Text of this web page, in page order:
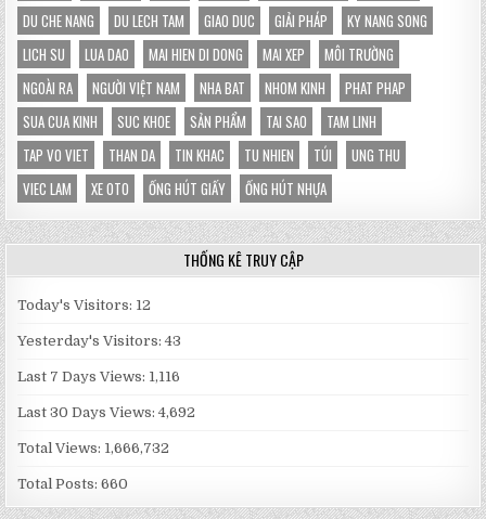
DU CHE NANG
DU LECH TAM GIAO DUC GIẢI PHÁP
KY NANG SONG
LICH SU
LUA DAO MAI HIEN DI DONG MAI XEP
MÔI TRƯỜNG
NGOÀI RA
NGƯỜI VIỆT NAM NHA BAT NHOM KINH
PHAT PHAP
SUA CUA KINH
SUC KHOE SẢN PHẨM TAI SAO
TAM LINH
TAP VO VIET
THAN DA TIN KHAC TU NHIEN TÚI
UNG THU
VIEC LAM
XE OTO ỐNG HÚT GIẤY ỐNG HÚT NHỰA
THỐNG KÊ TRUY CẬP
Today's Visitors: 12
Yesterday's Visitors:43
Last 7 Days Views: 1,116
Last 30 Days Views:4,692
Total Views: 1,666,732
Total Posts:660